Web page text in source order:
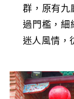
群，原有九
過門檻，細
迷人風情，